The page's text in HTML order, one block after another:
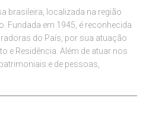
brasileira, localizada na região
Fundada em 1945, é reconhecida
do País, por sua atuação
e Residência. Além de atuar nos
e de pessoas,